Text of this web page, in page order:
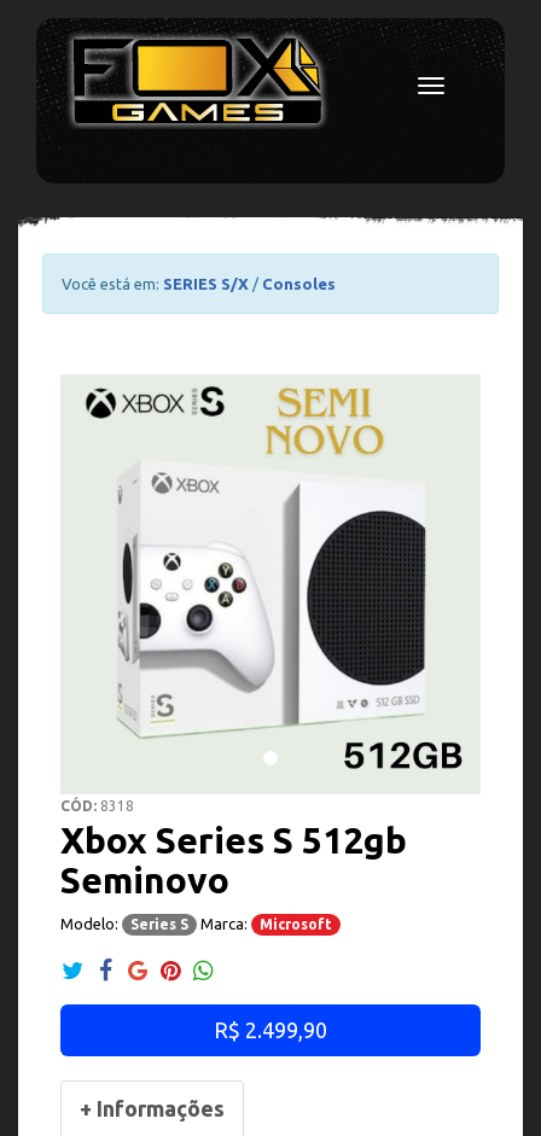
Toggle
Você está em: SERIES S/X / Consoles
CÓD: 8318
Xbox Series S 512gb
Seminovo
Modelo: Series S Marca: Microsoft
R$ 2.499,90
+ Informações